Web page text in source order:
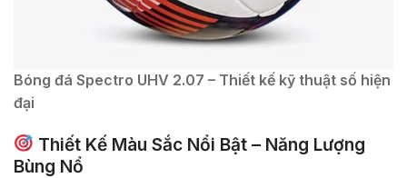
Bóng đá Spectro UHV 2.07 – Thiết kế kỹ thuật số hiện
đại
Thiết Kế Màu Sắc Nổi Bật – Năng Lượng
Bùng Nổ